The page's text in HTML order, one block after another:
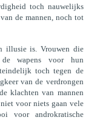
toch nauwelijks
de mannen, noch tot
illusie is. Vrouwen die
wapens voor hun
toch tegen de
van de verdrongen
klachten van mannen
voor niets gaan vele
voor androkratische